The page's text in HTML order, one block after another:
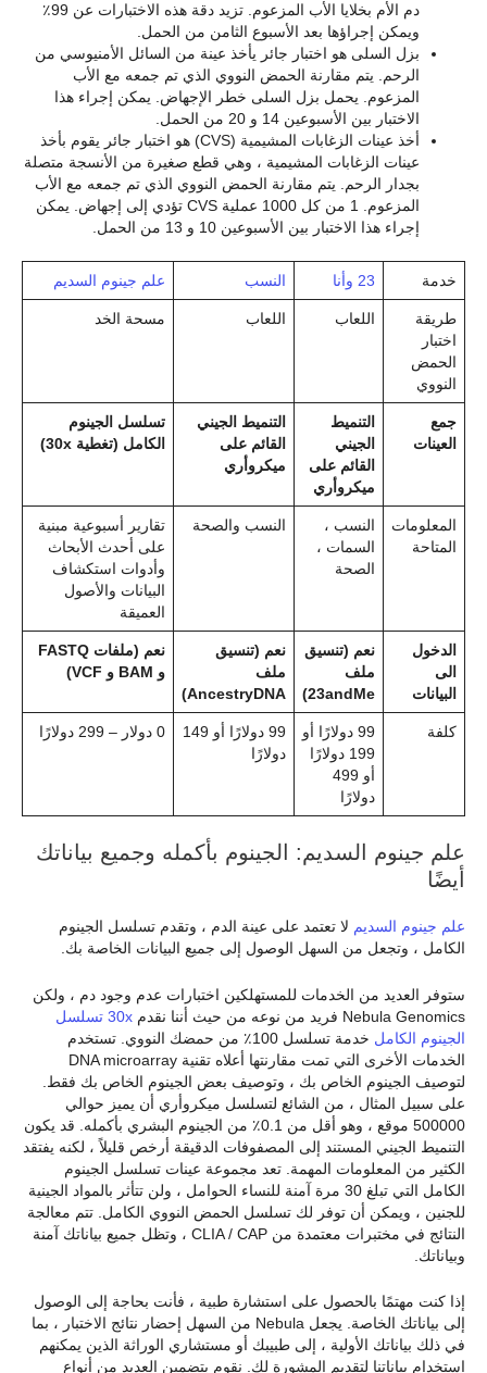
دم الأم بخلايا الأب المزعوم. تزيد دقة هذه الاختبارات عن 99٪
ويمكن إجراؤها بعد الأسبوع الثامن من الحمل.
بزل السلى هو اختبار جائر يأخذ عينة من السائل الأمنيوسي من
الرحم. يتم مقارنة الحمض النووي الذي تم جمعه مع الأب
المزعوم. يحمل بزل السلى خطر الإجهاض. يمكن إجراء هذا
الاختبار بين الأسبوعين 14 و 20 من الحمل.
أخذ عينات الزغابات المشيمية (CVS) هو اختبار جائر يقوم بأخذ
عينات الزغابات المشيمية ، وهي قطع صغيرة من الأنسجة متصلة
بجدار الرحم. يتم مقارنة الحمض النووي الذي تم جمعه مع الأب
المزعوم. 1 من كل 1000 عملية CVS تؤدي إلى إجهاض. يمكن
إجراء هذا الاختبار بين الأسبوعين 10 و 13 من الحمل.
خدمة 23 وأنا النسب علم جينوم السديم
طريقة
اختبار
الحمض
النووي
اللعاب اللعاب مسحة الخد
جمع
العينات
التنميط
الجيني
القائم على
ميكروأري
التنميط الجيني
القائم على
ميكروأري
تسلسل الجينوم
الكامل (تغطية 30x)
المعلومات
المتاحة
النسب ،
السمات ،
الصحة
النسب والصحة
تقارير أسبوعية مبنية
على أحدث الأبحاث
وأدوات استكشاف
البيانات والأصول
العميقة
الدخول
الى
البيانات
نعم (تنسيق
ملف
23andMe)
نعم (تنسيق
ملف
AncestryDNA)
نعم (ملفات FASTQ
و BAM و VCF)
كلفة
99 دولارًا أو
199 دولارًا
أو 499
دولارًا
99 دولارًا أو 149
دولارًا
0 دولار – 299 دولارًا
علم جينوم السديم: الجينوم بأكمله وجميع بياناتك
أيضًا
علم جينوم السديم لا تعتمد على عينة الدم ، وتقدم تسلسل الجينوم
الكامل ، وتجعل من السهل الوصول إلى جميع البيانات الخاصة بك.
ستوفر العديد من الخدمات للمستهلكين اختبارات عدم وجود دم ، ولكن
Nebula Genomics فريد من نوعه من حيث أننا نقدم
30x تسلسل
الجينوم الكامل
خدمة تسلسل 100٪ من حمضك النووي. تستخدم
الخدمات الأخرى التي تمت مقارنتها أعلاه تقنية DNA microarray
لتوصيف الجينوم الخاص بك ، وتوصيف بعض الجينوم الخاص بك فقط.
على سبيل المثال ، من الشائع لتسلسل ميكروأري أن يميز حوالي
500000 موقع ، وهو أقل من 0.1٪ من الجينوم البشري بأكمله. قد يكون
التنميط الجيني المستند إلى المصفوفات الدقيقة أرخص قليلاً ، لكنه يفتقد
الكثير من المعلومات المهمة. تعد مجموعة عينات تسلسل الجينوم
الكامل التي تبلغ 30 مرة آمنة للنساء الحوامل ، ولن تتأثر بالمواد الجينية
للجنين ، ويمكن أن توفر لك تسلسل الحمض النووي الكامل. تتم معالجة
النتائج في مختبرات معتمدة من CLIA / CAP ، وتظل جميع بياناتك آمنة
وبياناتك.
إذا كنت مهتمًا بالحصول على استشارة طبية ، فأنت بحاجة إلى الوصول
إلى بياناتك الخاصة. يجعل Nebula من السهل إحضار نتائج الاختبار ، بما
في ذلك بياناتك الأولية ، إلى طبيبك أو مستشاري الوراثة الذين يمكنهم
استخدام بياناتنا لتقديم المشورة لك. نقوم بتضمين العديد من أنواع